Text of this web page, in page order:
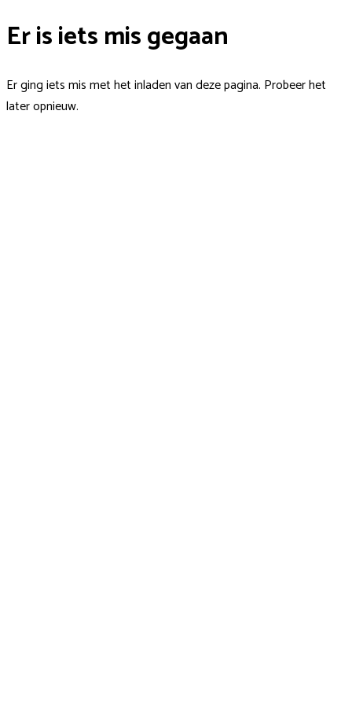
Er is iets mis gegaan
Er ging iets mis met het inladen van deze pagina. Probeer het
later opnieuw.